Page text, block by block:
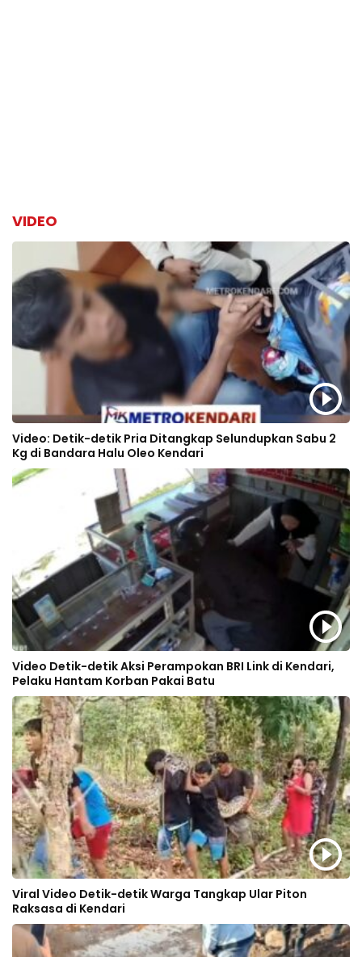
VIDEO
Video: Detik-detik Pria Ditangkap Selundupkan Sabu 2
Kg di Bandara Halu Oleo Kendari
Video Detik-detik Aksi Perampokan BRI Link di Kendari,
Pelaku Hantam Korban Pakai Batu
Viral Video Detik-detik Warga Tangkap Ular Piton
Raksasa di Kendari